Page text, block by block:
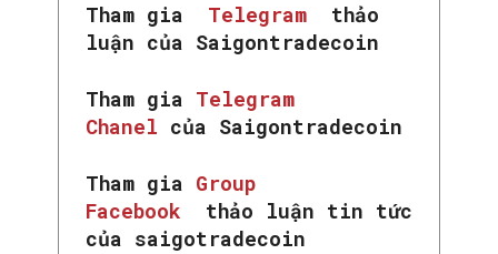
Tham gia Telegram
thảo
luận của Saigontradecoin
Tham gia Telegram
Chanel của Saigontradecoin
Tham gia Group
Facebook
thảo luận tin tức
của saigotradecoin